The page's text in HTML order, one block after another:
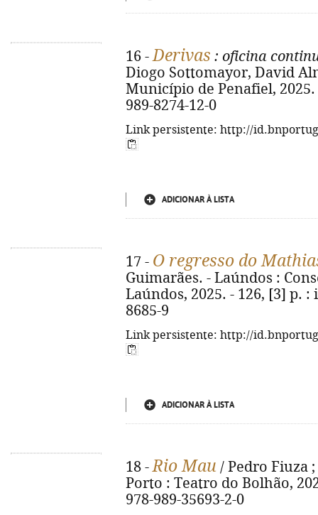
16 -Derivas : oficina
Diogo Sottomayor, David
Município de Penafiel, 2025.
989-8274-12-0
Link persistente: http://
ADICIONAR À LISTA
17 - O regresso do
Guimarães. - Laúndos :
Laúndos, 2025. - 126, [3] p. :
8685-9
Link persistente: http://
ADICIONAR À LISTA
18 -Rio Mau / Pedro Fiuza
Porto : Teatro do Bolhão,
978-989-35693-2-0